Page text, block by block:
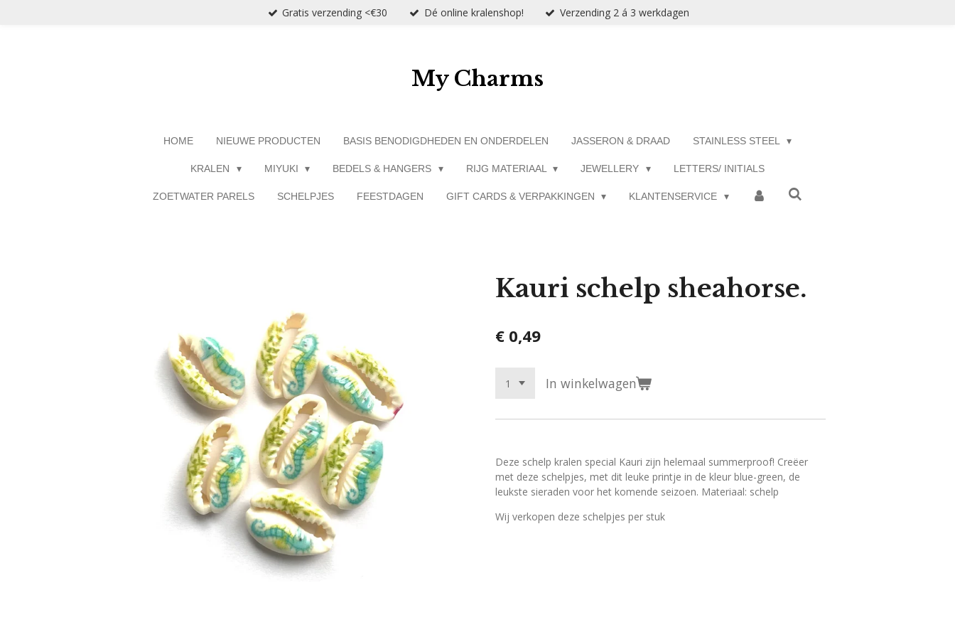
Gratis verzending <€30 Dé online kralenshop! Verzending 2 á 3 werkdagen
My Charms
HOME NIEUWE PRODUCTEN BASIS BENODIGDHEDEN EN ONDERDELEN JASSERON & DRAAD STAINLESS STEEL
KRALEN MIYUKI BEDELS & HANGERS RIJG MATERIAAL JEWELLERY LETTERS/ INITIALS
ZOETWATER PARELS SCHELPJES FEESTDAGEN GIFT CARDS & VERPAKKINGEN KLANTENSERVICE
Kauri schelp sheahorse.
€ 0,49
In winkelwagen
Deze schelp kralen special Kauri zijn helemaal summerproof! Creëer
met deze schelpjes, met dit leuke printje in de kleur blue-green, de
leukste sieraden voor het komende seizoen. Materiaal: schelp
Wij verkopen deze schelpjes per stuk